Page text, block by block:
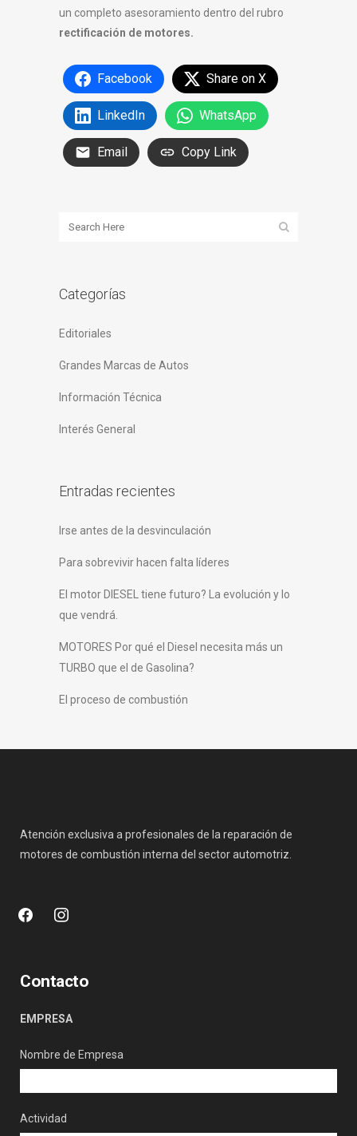
un completo asesoramiento dentro del rubro
rectificación de motores.
Facebook Share on X
LinkedIn WhatsApp
Email Copy Link
Categorías
Editoriales
Grandes Marcas de Autos
Información Técnica
Interés General
Entradas recientes
Irse antes de la desvinculación
Para sobrevivir hacen falta líderes
El motor DIESEL tiene futuro? La evolución y lo
que vendrá.
MOTORES Por qué el Diesel necesita más un
TURBO que el de Gasolina?
El proceso de combustión
Atención exclusiva a profesionales de la reparación de
motores de combustión interna del sector automotriz.
facebookinstagram
Contacto
EMPRESA
Nombre de Empresa
Actividad